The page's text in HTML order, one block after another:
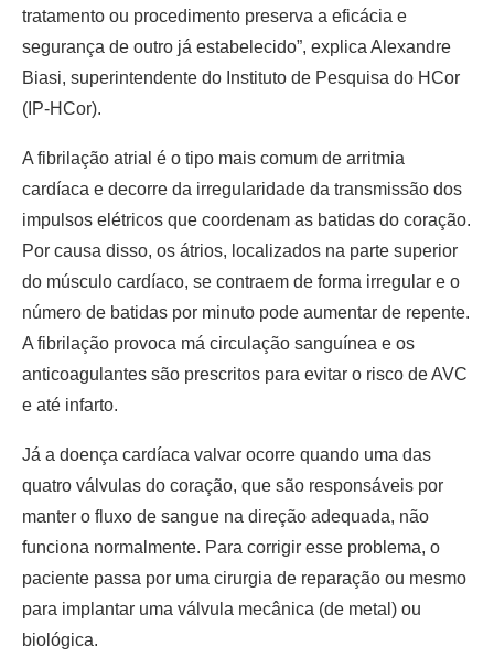
tratamento ou procedimento preserva a eficácia e
segurança de outro já estabelecido”, explica Alexandre
Biasi, superintendente do Instituto de Pesquisa do HCor
(IP-HCor).
A fibrilação atrial é o tipo mais comum de arritmia
cardíaca e decorre da irregularidade da transmissão dos
impulsos elétricos que coordenam as batidas do coração.
Por causa disso, os átrios, localizados na parte superior
do músculo cardíaco, se contraem de forma irregular e o
número de batidas por minuto pode aumentar de repente.
A fibrilação provoca má circulação sanguínea e os
anticoagulantes são prescritos para evitar o risco de AVC
e até infarto.
Já a doença cardíaca valvar ocorre quando uma das
quatro válvulas do coração, que são responsáveis por
manter o fluxo de sangue na direção adequada, não
funciona normalmente. Para corrigir esse problema, o
paciente passa por uma cirurgia de reparação ou mesmo
para implantar uma válvula mecânica (de metal) ou
biológica.